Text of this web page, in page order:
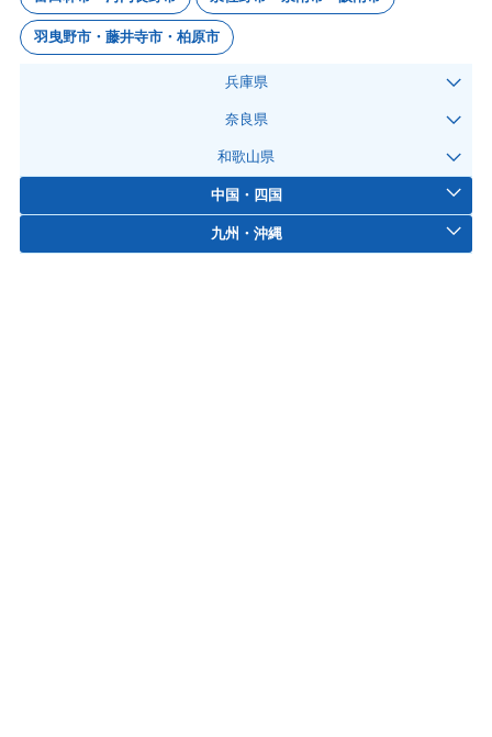
羽曳野市・藤井寺市・柏原市
兵庫県
奈良県
和歌山県
中国・四国
九州・沖縄